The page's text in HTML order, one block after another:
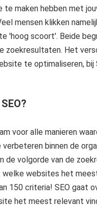
maken hebben met
mensen klikken
'hoog scoort'. Beide
Het
te optimaliseren, bij
voor alle manieren
binnen de
de volgorde van de
websites het
150 criteria! SEO gaat
het meest relevant